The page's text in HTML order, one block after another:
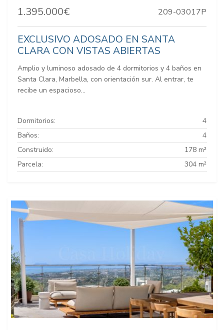
1.395.000€ 209-03017P
EXCLUSIVO ADOSADO EN SANTA
CLARA CON VISTAS ABIERTAS
Amplio y luminoso adosado de 4 dormitorios y 4 baños en
Santa Clara, Marbella, con orientación sur. Al entrar, te
recibe un espacioso...
Dormitorios:
4
Baños:
4
Construido:
178 m²
Parcela:
304 m²